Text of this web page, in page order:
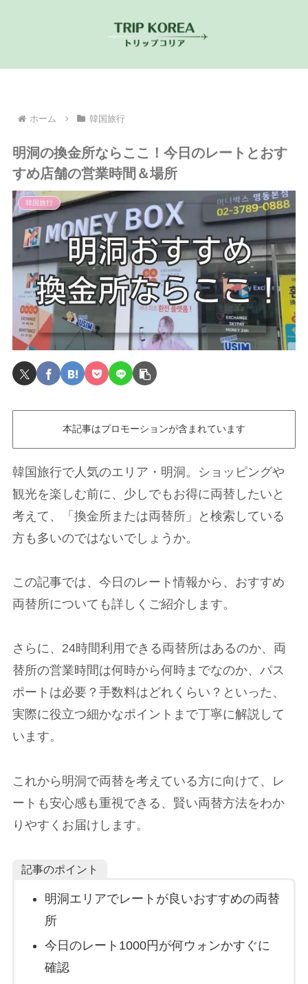
ホーム 韓国旅行
明洞の換金所ならここ！今日のレートとおす
すめ店舗の営業時間＆場所
韓国旅行
本記事はプロモーションが含まれています
韓国旅行で人気のエリア・明洞。ショッピングや
観光を楽しむ前に、少しでもお得に両替したいと
考えて、「換金所または両替所」と検索している
方も多いのではないでしょうか。
この記事では、今日のレート情報から、おすすめ
両替所についても詳しくご紹介します。
さらに、24時間利用できる両替所はあるのか、両
替所の営業時間は何時から何時までなのか、パス
ポートは必要？手数料はどれくらい？といった、
実際に役立つ細かなポイントまで丁寧に解説して
います。
これから明洞で両替を考えている方に向けて、レ
ートも安心感も重視できる、賢い両替方法をわか
りやすくお届けします。
記事のポイント
明洞エリアでレートが良いおすすめの両替
所
今日のレート1000円が何ウォンかすぐに
確認